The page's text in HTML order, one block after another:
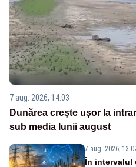
7 aug. 2026, 14:03
Dunărea crește ușor la
sub media lunii august
7 aug. 2026,
În intervalul